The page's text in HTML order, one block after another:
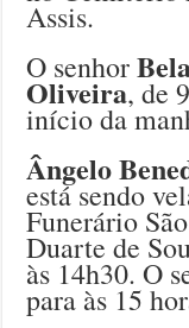
Assis.
O senhor
Oliveira, de
início da
Ângelo
está sendo
Funerário
Duarte de
às 14h30. O
para às 15